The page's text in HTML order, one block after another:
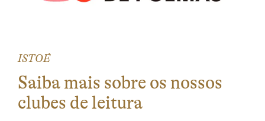
ISTOÉ
Saiba mais sobre os nossos
clubes de leitura